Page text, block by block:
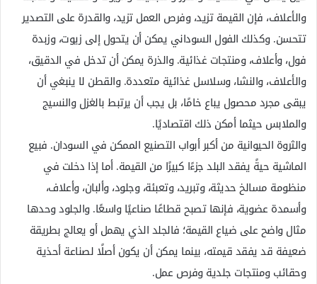
والأعلاف، فإن القيمة تزيد، وفرص العمل تزيد، والقدرة على التصدير
تتحسن. وكذلك الفول السوداني يمكن أن يتحول إلى زيوت، وزبدة
فول، وأعلاف، ومنتجات غذائية. والذرة يمكن أن تدخل في الدقيق،
والأعلاف، والنشا، وسلاسل غذائية متعددة. والقطن لا ينبغي أن
يبقى مجرد محصول يباع خامًا، بل يجب أن يرتبط بالغزل والنسيج
والملابس حيثما أمكن ذلك اقتصاديًا.
والثروة الحيوانية من أكبر أبواب التصنيع الممكن في السودان. فبيع
الماشية حيةً يفقد البلد جزءًا كبيرًا من القيمة. أما إذا دخلت في
منظومة مسالخ حديثة، وتبريد، وتعبئة، وجلود، وألبان، وأعلاف،
وأسمدة عضوية، فإنها تصبح قطاعًا صناعيًا واسعًا. والجلود وحدها
مثال واضح على ضياع القيمة؛ فالجلد الذي يهمل أو يعالج بطريقة
ضعيفة قد يفقد قيمته، بينما يمكن أن يكون أصلًا لصناعة أحذية
وحقائب ومنتجات جلدية وفرص عمل.